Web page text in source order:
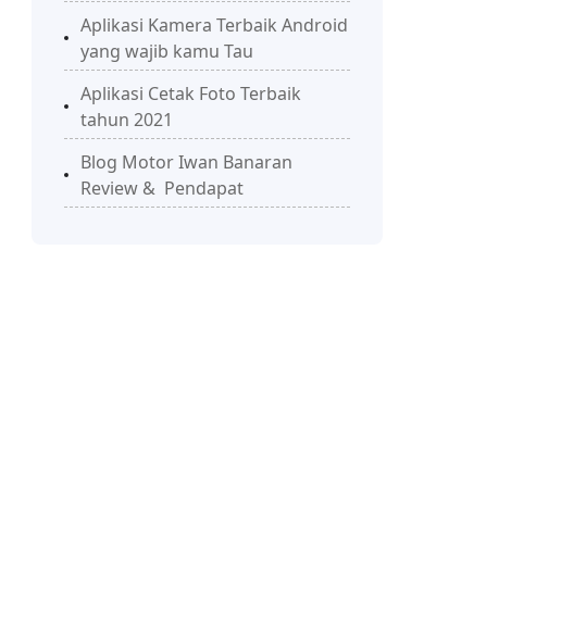
Aplikasi Kamera Terbaik Android
yang wajib kamu Tau
Aplikasi Cetak Foto Terbaik
tahun 2021
Blog Motor Iwan Banaran
Review & Pendapat